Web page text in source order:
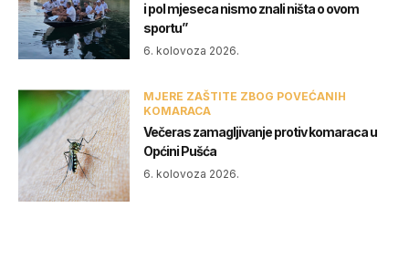
i pol mjeseca nismo znali ništa o ovom
sportu”
6. kolovoza 2026.
MJERE ZAŠTITE ZBOG POVEĆANIH
KOMARACA
Večeras zamagljivanje protiv komaraca u
Općini Pušća
6. kolovoza 2026.